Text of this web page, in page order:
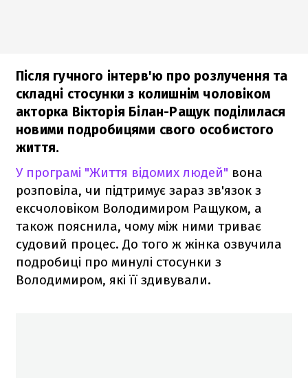
Після гучного інтерв'ю про розлучення та
складні стосунки з колишнім чоловіком
акторка Вікторія Білан-Ращук поділилася
новими подробицями свого особистого
життя.
У програмі "Життя відомих людей" вона
розповіла, чи підтримує зараз зв'язок з
ексчоловіком Володимиром Ращуком, а
також пояснила, чому між ними триває
судовий процес. До того ж жінка озвучила
подробиці про минулі стосунки з
Володимиром, які її здивували.